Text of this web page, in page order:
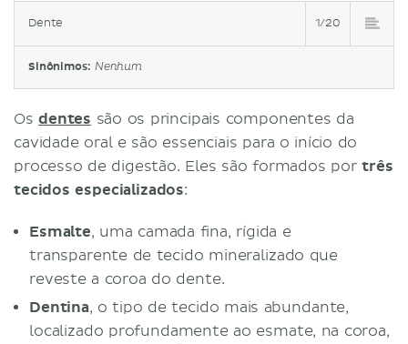
Dente 1/20
Sinônimos: Nenhum
Osdentes são os principais componentes da
cavidade oral e são essenciais para o início do
processo de digestão. Eles são formados portrês
tecidos especializados:
Esmalte, uma camada fina, rígida e
transparente de tecido mineralizado que
reveste a coroa do dente.
Dentina, o tipo de tecido mais abundante,
localizado profundamente ao esmate, na coroa,